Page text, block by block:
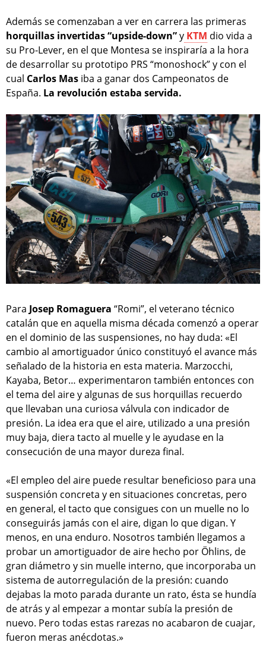
Además se comenzaban a ver en carrera las primeras
horquillas invertidas “upside-down”y KTM dio vida a
su Pro-Lever, en el que Montesa se inspiraría a la hora
de desarrollar su prototipo PRS “monoshock” y con el
cual Carlos Mas iba a ganar dos Campeonatos de
España. La revolución estaba servida.
Para Josep Romaguera “Romi”, el veterano técnico
catalán que en aquella misma década comenzó a operar
en el dominio de las suspensiones, no hay duda: «El
cambio al amortiguador único constituyó el avance más
señalado de la historia en esta materia. Marzocchi,
Kayaba, Betor… experimentaron también entonces con
el tema del aire y algunas de sus horquillas recuerdo
que llevaban una curiosa válvula con indicador de
presión. La idea era que el aire, utilizado a una presión
muy baja, diera tacto al muelle y le ayudase en la
consecución de una mayor dureza final.
«El empleo del aire puede resultar beneficioso para una
suspensión concreta y en situaciones concretas, pero
en general, el tacto que consigues con un muelle no lo
conseguirás jamás con el aire, digan lo que digan. Y
menos, en una enduro. Nosotros también llegamos a
probar un amortiguador de aire hecho por Öhlins, de
gran diámetro y sin muelle interno, que incorporaba un
sistema de autorregulación de la presión: cuando
dejabas la moto parada durante un rato, ésta se hundía
de atrás y al empezar a montar subía la presión de
nuevo. Pero todas estas rarezas no acabaron de cuajar,
fueron meras anécdotas.»